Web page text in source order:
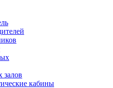
залов
кабины